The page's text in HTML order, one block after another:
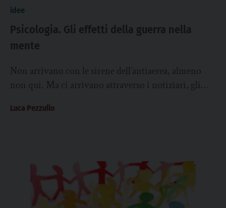
idee
Psicologia. Gli effetti della guerra nella
mente
Non arrivano con le sirene dell’antiaerea, almeno
non qui. Ma ci arrivano attraverso i notiziari, gli
Luca Pezzullo